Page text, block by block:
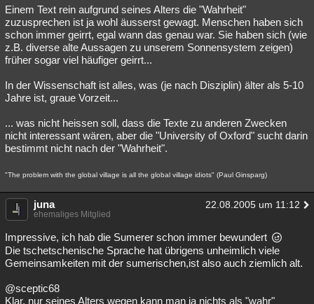
Einem Text rein aufgrund seines Alters die "Wahrheit"
zuzusprechen ist ja wohl äusserst gewagt. Menschen haben sich
schon immer geirrt, egal wann das genau war. Sie haben sich (wie
z.B. diverse alte Aussagen zu unserem Sonnensystem zeigen)
früher sogar viel häufiger geirrt...
In der Wissenschaft ist alles, was (je nach Disziplin) älter als 5-10
Jahre ist, graue Vorzeit...
... was nicht heissen soll, dass die Texte zu anderen Zwecken
nicht interessant wären, aber die "University of Oxford" sucht darin
bestimmt nicht nach der "Wahrheit".
"The problem with the global village is all the global village idiots" (Paul Ginsparg)
juna 22.08.2005 um 11:12
ehemaliges Mitglied
Impressive, ich hab die Sumerer schon immer bewundert
Die tschetschenische Sprache hat übrigens unheimlich viele
Gemeinsamkeiten mit der sumerischen,ist also auch ziemlich alt.
@sceptic68
Klar, nur seines Alters wegen kann man ja nichts als "wahr"